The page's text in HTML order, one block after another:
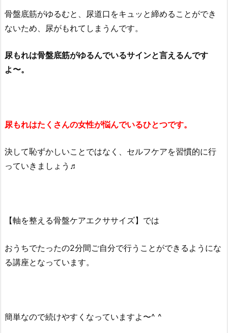
骨盤底筋がゆるむと、尿道口をキュッと締めることができ
ないため、尿がもれてしまうんです。
尿もれは骨盤底筋がゆるんでいるサインと言えるんです
よ〜。
尿もれはたくさんの女性が悩んでいるひとつです。
決して恥ずかしいことではなく、セルフケアを習慣的に行
っていきましょう♬
【軸を整える骨盤ケアエクササイズ】では
おうちでたったの2分間ご自分で行うことができるようにな
る講座となっています。
簡単なので続けやすくなっていますよ〜^ ^